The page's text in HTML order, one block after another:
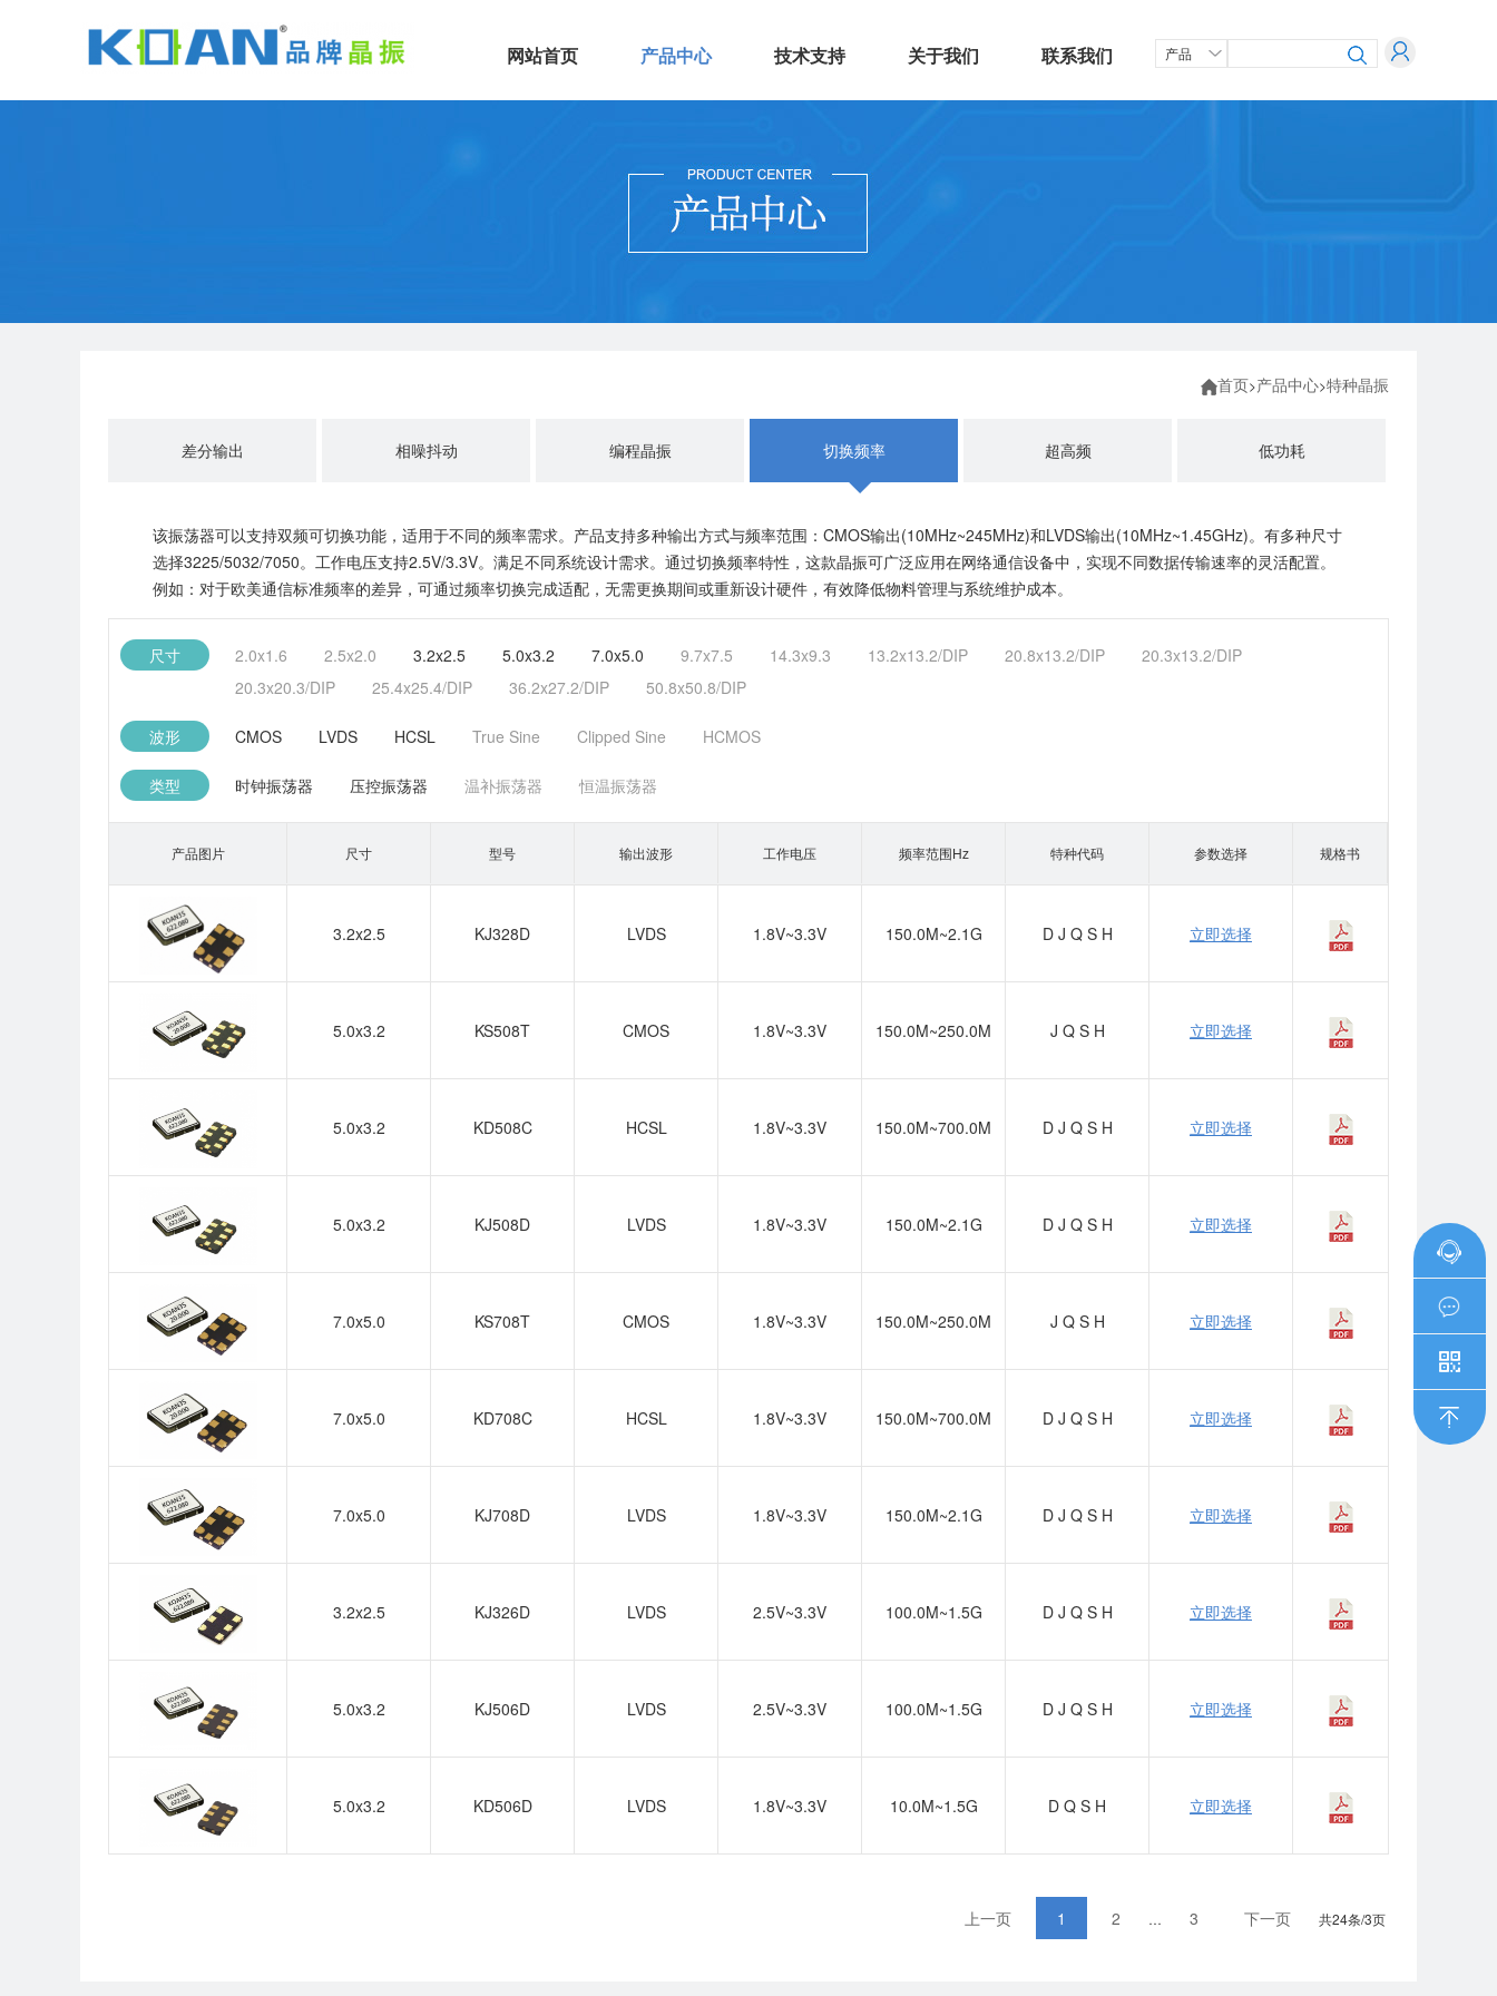
网站首页 产品中心 技术支持 关于我们 联系我们
首页>产品中心>特种晶振
差分输出 相噪抖动 编程晶振 切换频率 超高频 低功耗
该振荡器可以支持双频可切换功能，适用于不同的频率需求。产品支持多种输出方式与频率范围：CMOS输出(10MHz~245MHz)和LVDS输出(10MHz~1.45GHz)。有多种尺寸
选择3225/5032/7050。工作电压支持2.5V/3.3V。满足不同系统设计需求。通过切换频率特性，这款晶振可广泛应用在网络通信设备中，实现不同数据传输速率的灵活配置。
例如：对于欧美通信标准频率的差异，可通过频率切换完成适配，无需更换期间或重新设计硬件，有效降低物料管理与系统维护成本。
尺寸 2.0x1.6 2.5x2.0 3.2x2.5 5.0x3.2 7.0x5.0 9.7x7.5 14.3x9.3 13.2x13.2/DIP 20.8x13.2/DIP
20.3x13.2/DIP
20.3x20.3/DIP
25.4x25.4/DIP 36.2x27.2/DIP 50.8x50.8/DIP
波形 CMOS LVDS HCSL True Sine Clipped Sine HCMOS
类型 时钟振荡器 压控振荡器 温补振荡器 恒温振荡器
产品图片 尺寸 型号 输出波形 工作电压 频率范围Hz 特种代码 参数选择 规格书
3.2x2.5 KJ328D LVDS 1.8V~3.3V 150.0M~2.1G D J Q S H 立即选择
5.0x3.2 KS508T CMOS 1.8V~3.3V 150.0M~250.0M J Q S H 立即选择
5.0x3.2 KD508C HCSL 1.8V~3.3V 150.0M~700.0M D J Q S H 立即选择
5.0x3.2 KJ508D LVDS 1.8V~3.3V 150.0M~2.1G D J Q S H 立即选择
7.0x5.0 KS708T CMOS 1.8V~3.3V 150.0M~250.0M J Q S H 立即选择
7.0x5.0 KD708C HCSL 1.8V~3.3V 150.0M~700.0M D J Q S H 立即选择
7.0x5.0 KJ708D LVDS 1.8V~3.3V 150.0M~2.1G D J Q S H 立即选择
3.2x2.5 KJ326D LVDS 2.5V~3.3V 100.0M~1.5G D J Q S H 立即选择
5.0x3.2 KJ506D LVDS 2.5V~3.3V 100.0M~1.5G D J Q S H 立即选择
5.0x3.2 KD506D LVDS 1.8V~3.3V 10.0M~1.5G D Q S H 立即选择
上一页 1 2 … 3 下一页 共24条/3页